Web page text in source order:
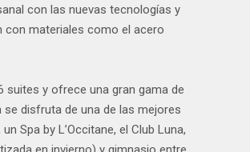
con las nuevas tecnologías y
con materiales como el acero
suites y ofrece una gran gama de
disfruta de una de las mejores
Spa by L’Occitane, el Club Luna,